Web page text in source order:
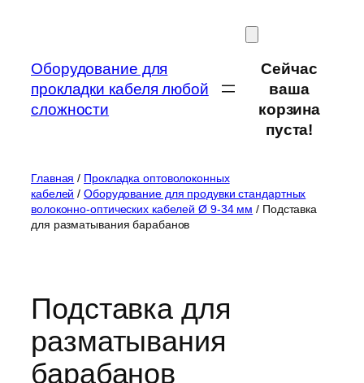
Оборудование для
прокладки кабеля любой
сложности
Сейчас
ваша
корзина
пуста!
Главная / Прокладка оптоволоконных
кабелей /Оборудование для продувки стандартных
волоконно-оптических кабелей Ø 9-34 мм / Подставка
для разматывания барабанов
Подставка для
разматывания
барабанов